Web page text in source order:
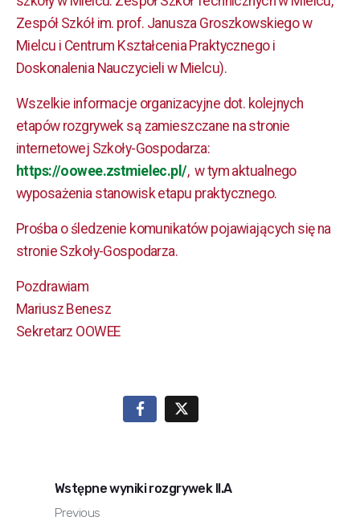
Zespół Szkół im. prof. Janusza Groszkowskiego w
Mielcu i Centrum Kształcenia Praktycznego i
Doskonalenia Nauczycieli w Mielcu).
Wszelkie informacje organizacyjne dot. kolejnych
etapów rozgrywek są zamieszczane na stronie
internetowej Szkoły-Gospodarza:
https://oowee.zstmielec.pl/, w tym aktualnego
wyposażenia stanowisk etapu praktycznego.
Prośba o śledzenie komunikatów pojawiających się na
stronie Szkoły-Gospodarza.
Pozdrawiam
Mariusz Benesz
Sekretarz OOWEE
Wstępne wyniki rozgrywek II.A
Previous